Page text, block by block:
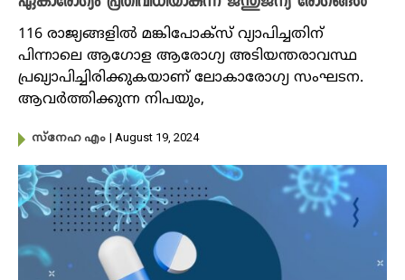
116 രാജ്യങ്ങളിൽ മങ്കിപോക്സ്‌ വ്യാപിച്ചതിന്
പിന്നാലെ ആഗോള ആരോഗ്യ അടിയന്തരാവസ്ഥ
പ്രഖ്യാപിച്ചിരിക്കുകയാണ് ലോകാരോഗ്യ സംഘടന.
ആവർത്തിക്കുന്ന നിപയും,
സ്നേഹ എം | August 19, 2024